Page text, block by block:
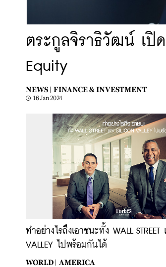
ตระกูลจิราธิวัฒน์ เปิ
Equity
NEWS | FINANCE & INVESTMENT
16 Jan 2024
ทำอย่างไรถึงเอาชนะทั้ง WALL STREET
VALLEY ไปพร้อมกันได้
WORLD | AMERICA